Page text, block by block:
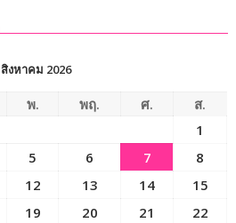
สิงหาคม 2026
พ. พฤ. ศ.
ส.
1
5 6 7
8
12 13 14
15
19 20 21
22